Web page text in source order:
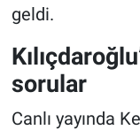
geldi.
sorular
Canlı yayında